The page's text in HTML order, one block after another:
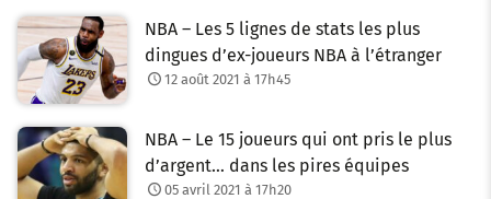
NBA – Les 5 lignes de stats les plus
dingues d’ex-joueurs NBA à l’étranger
12 août 2021 à 17h45
NBA – Le 15 joueurs qui ont pris le plus
d’argent… dans les pires équipes
05 avril 2021 à 17h20